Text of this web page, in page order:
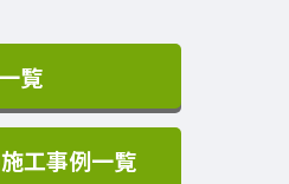
覧
工事例一覧